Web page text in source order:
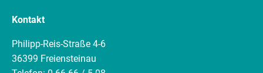
Kontakt
Philipp-Reis-Straße 4-6
36399 Freiensteinau